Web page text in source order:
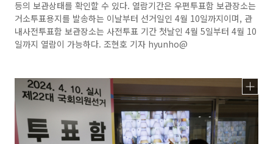
등의 보관상태를 확인할 수 있다. 열람기간은 우편투표함 보관장소는
거소투표용지를 발송하는 이날부터 선거일인 4월 10일까지이며, 관
내사전투표함 보관장소는 사전투표 기간 첫날인 4월 5일부터 4월 10
일까지 열람이 가능하다. 조현호 기자 hyunho@